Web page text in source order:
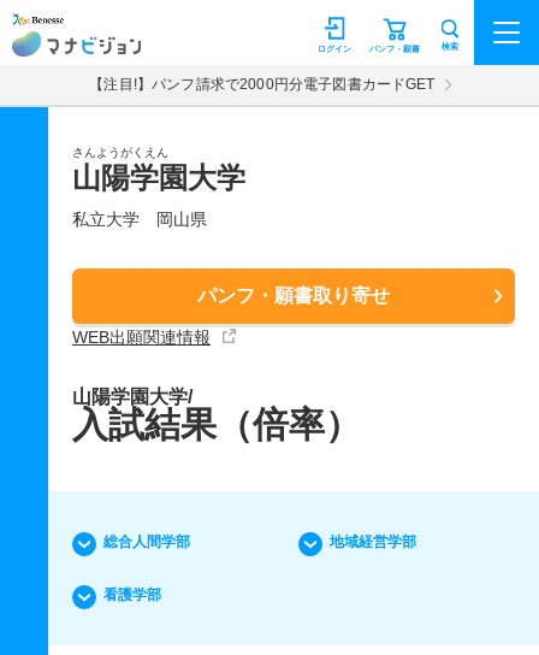
マナビジョン パンフ・願書
ログイン 検索
【注目!】パンフ請求で2000円分電子図書カードGET
さんようがくえん
山陽学園大学
私立大学 岡山県
パンフ・願書取り寄せ
WEB出願関連情報
山陽学園大学/
入試結果（倍率）
総合人間学部 地域経営学部
看護学部